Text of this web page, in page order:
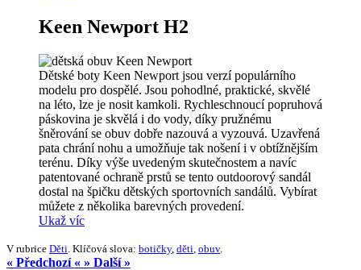
Keen Newport H2
Dětské boty Keen Newport jsou verzí populárního
modelu pro dospělé. Jsou pohodlné, praktické, skvělé
na léto, lze je nosit kamkoli. Rychleschnoucí popruhová
páskovina je skvělá i do vody, díky pružnému
šněrování se obuv dobře nazouvá a vyzouvá. Uzavřená
pata chrání nohu a umožňuje tak nošení i v obtížnějším
terénu. Díky výše uvedeným skutečnostem a navíc
patentované ochraně prstů se tento outdoorový sandál
dostal na špičku dětských sportovních sandálů. Vybírat
můžete z několika barevných provedení.
Ukaž víc
V rubrice Děti . Klíčová slova: botičky, děti obuv.
« Předchozí « » Další »